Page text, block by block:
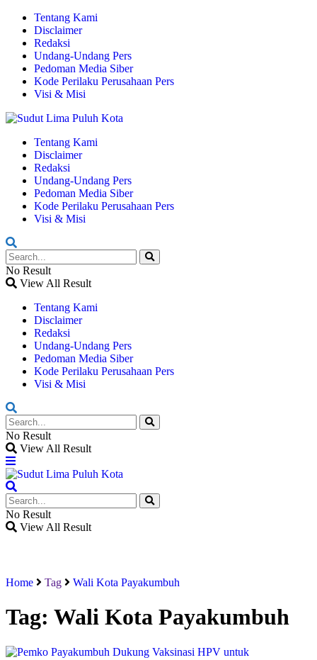
Tentang Kami
Disclaimer
Redaksi
Undang-Undang Pers
Pedoman Media Siber
Kode Perilaku Perusahaan Pers
Visi & Misi
Tentang Kami
Disclaimer
Redaksi
Undang-Undang Pers
Pedoman Media Siber
Kode Perilaku Perusahaan Pers
Visi & Misi
No Result
View All Result
Tentang Kami
Disclaimer
Redaksi
Undang-Undang Pers
Pedoman Media Siber
Kode Perilaku Perusahaan Pers
Visi & Misi
No Result
View All Result
No Result
View All Result
Home Tag Wali Kota Payakumbuh
Tag: Wali Kota Payakumbuh